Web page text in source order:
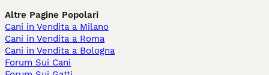
Altre Pagine Popolari
Cani in Vendita a Milano
Cani in Vendita a Roma
Cani in Vendita a Bologna
Forum Sui Cani